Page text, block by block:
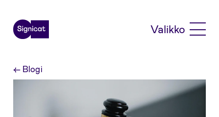
Valikko
←Blogi